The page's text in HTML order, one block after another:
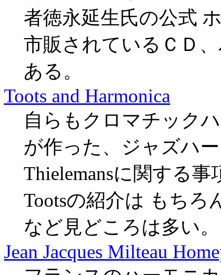
者徳永延生氏の公式
市販されているＣＤ
ある。
Toots and Harmonica
自らもクロマチック
が作った、ジャズハ
Thielemansに関する
Tootsの紹介は もちろ
など見どころは多い。
Jean Jacques Milteau